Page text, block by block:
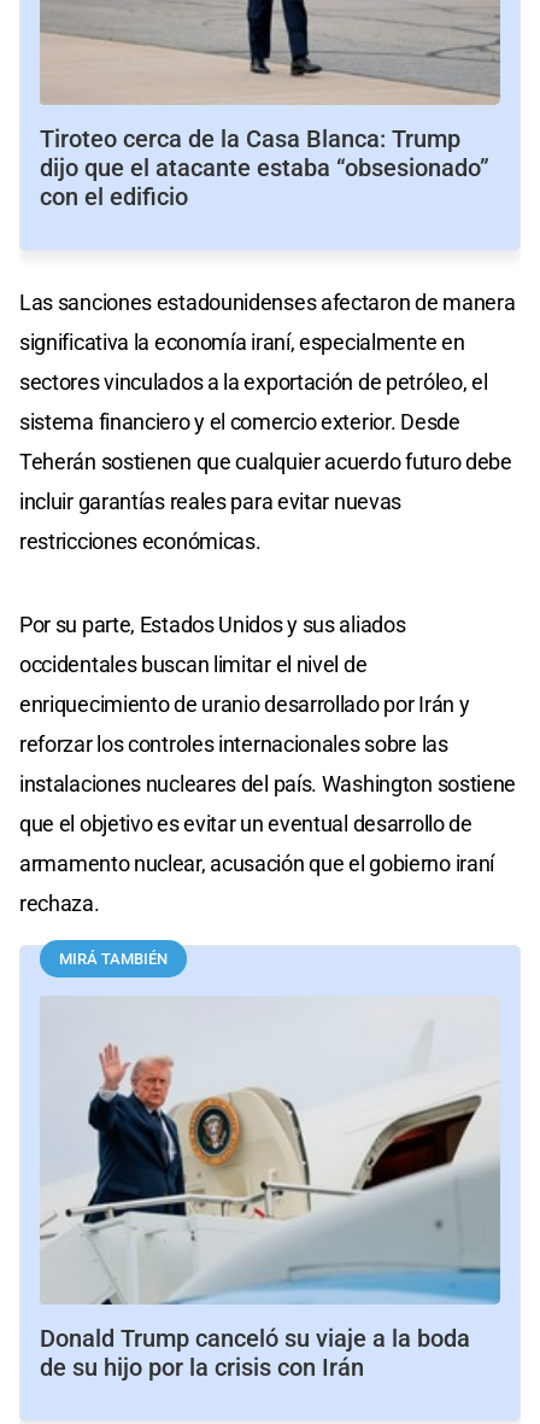
Tiroteo cerca de la Casa Blanca: Trump
dijo que el atacante estaba “obsesionado”
con el edificio
Las sanciones estadounidenses afectaron de manera
significativa la economía iraní, especialmente en
sectores vinculados a la exportación de petróleo, el
sistema financiero y el comercio exterior. Desde
Teherán sostienen que cualquier acuerdo futuro debe
incluir garantías reales para evitar nuevas
restricciones económicas.
Por su parte, Estados Unidos y sus aliados
occidentales buscan limitar el nivel de
enriquecimiento de uranio desarrollado por Irán y
reforzar los controles internacionales sobre las
instalaciones nucleares del país. Washington sostiene
que el objetivo es evitar un eventual desarrollo de
armamento nuclear, acusación que el gobierno iraní
rechaza.
MIRÁ TAMBIÉN
Donald Trump canceló su viaje a la boda
de su hijo por la crisis con Irán